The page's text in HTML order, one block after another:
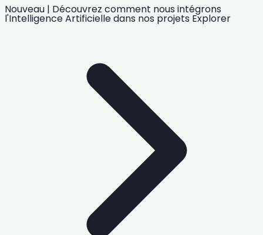
Nouveau | Découvrez comment nous intégrons
l'Intelligence Artificielledans nos projets Explorer